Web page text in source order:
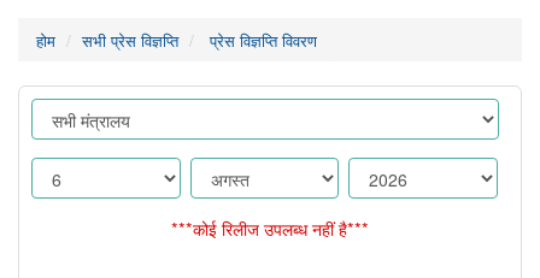
होम सभी प्रेस विज्ञप्ति प्रेस विज्ञप्ति विवरण
***कोई रिलीज उपलब्ध नहीं है***